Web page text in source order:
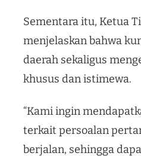
Sementara itu, Ketua
menjelaskan bahwa
daerah sekaligus
khusus dan istimewa.
“Kami ingin
terkait persoalan
berjalan, sehingga